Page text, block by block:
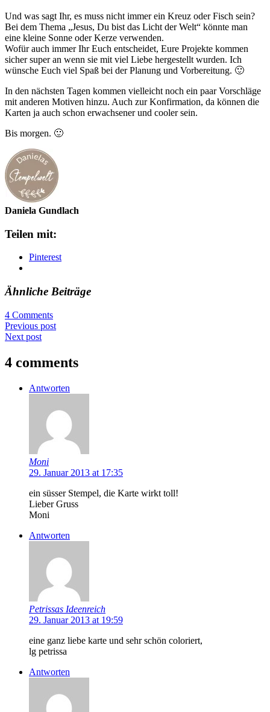
Und was sagt Ihr, es muss nicht immer ein Kreuz oder Fisch sein?
Bei dem Thema „Jesus, Du bist das Licht der Welt“ könnte man
eine kleine Sonne oder Kerze verwenden.
Wofür auch immer Ihr Euch entscheidet, Eure Projekte kommen
sicher super an wenn sie mit viel Liebe hergestellt wurden. Ich
wünsche Euch viel Spaß bei der Planung und Vorbereitung. 🙂
In den nächsten Tagen kommen vielleicht noch ein paar Vorschläge
mit anderen Motiven hinzu. Auch zur Konfirmation, da können die
Karten ja auch schon erwachsener und cooler sein.
Bis morgen. 🙂
Daniela Gundlach
Teilen mit:
Pinterest
Ähnliche Beiträge
4 Comments
Previous post
Next post
4 comments
Antworten
Moni
29. Januar 2013 at 17:35
ein süsser Stempel, die Karte wirkt toll!
Lieber Gruss
Moni
Antworten
Petrissas Ideenreich
29. Januar 2013 at 19:59
eine ganz liebe karte und sehr schön coloriert,
lg petrissa
Antworten